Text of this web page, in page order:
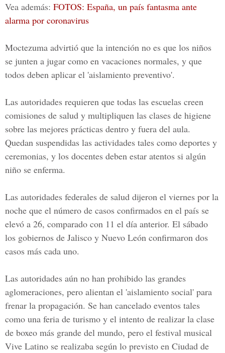
Vea además: FOTOS: España, un país fantasma ante
alarma por coronavirus
Moctezuma advirtió que la intención no es que los niños
se junten a jugar como en vacaciones normales, y que
todos deben aplicar el 'aislamiento preventivo'.
Las autoridades requieren que todas las escuelas creen
comisiones de salud y multipliquen las clases de higiene
sobre las mejores prácticas dentro y fuera del aula.
Quedan suspendidas las actividades tales como deportes y
ceremonias, y los docentes deben estar atentos si algún
niño se enferma.
Las autoridades federales de salud dijeron el viernes por la
noche que el número de casos confirmados en el país se
elevó a 26, comparado con 11 el día anterior. El sábado
los gobiernos de Jalisco y Nuevo León confirmaron dos
casos más cada uno.
Las autoridades aún no han prohibido las grandes
aglomeraciones, pero alientan el 'aislamiento social' para
frenar la propagación. Se han cancelado eventos tales
como una feria de turismo y el intento de realizar la clase
de boxeo más grande del mundo, pero el festival musical
Vive Latino se realizaba según lo previsto en Ciudad de